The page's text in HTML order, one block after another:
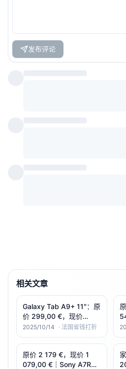
发布评论
相关文章
Galaxy Tab A9+ 11″：原
价 299,00 €，现价
179,99 €（-40%）｜
Samsung Galaxy Tab
A9+
2025/10/14 · 法国省钱打折
原价 2 179 €，现价 1
079,00 €｜Sony A7R